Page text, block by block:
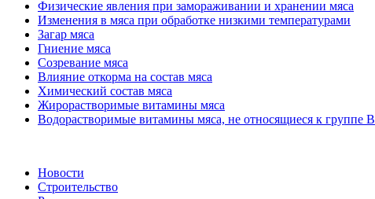
Физические явления при замораживании и хранении мяса
Изменения в мяса при обработке низкими температурами
Загар мяса
Гниение мяса
Созревание мяса
Влияние откорма на состав мяса
Химический состав мяса
Жирорастворимые витамины мяса
Водорастворимые витамины мяса, не относящиеся к группе В
Новости
Строительство